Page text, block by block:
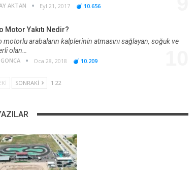
AKTAN Eyl 21, 2017 10.656
Motor Yakıtı Nedir?
motorlu arabaların kalplerinin atmasını sağlayan, soğuk ve
olan…
Oca 28, 2018 10.209
SONRAKI 1 22